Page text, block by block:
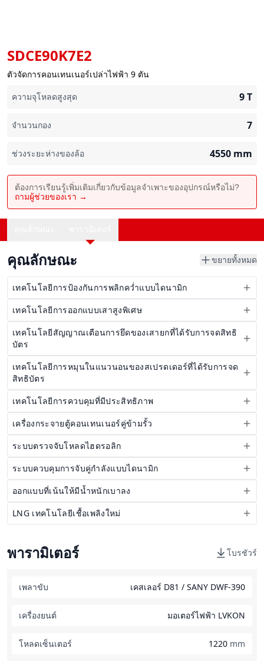
SDCE90K7E2
ตัวจัดการคอนเทนเนอร์เปล่าไฟฟ้า 9 ตัน
ความจุโหลดสูงสุด
9T
จำนวนกอง 7
ช่วงระยะห่างของล้อ 4550 mm
ต้องการเรียนรู้เพิ่มเติมเกี่ยวกับข้อมูลจำเพาะของอุปกรณ์หรือไม่?
ถามผู้ช่วยของเรา →
คุณลักษณะ ขยายทั้งหมด
เทคโนโลยีการป้องกันการพลิกคว่ำแบบไดนามิก
เทคโนโลยีการออกแบบเสาสูงพิเศษ
เทคโนโลยีสัญญาณเตือนการยึดของเสายกที่ได้รับการจดสิทธิ
บัตร
เทคโนโลยีการหมุนในแนวนอนของสเปรดเดอร์ที่ได้รับการจด
สิทธิบัตร
เทคโนโลยีการควบคุมที่มีประสิทธิภาพ
เครื่องกระจายตู้คอนเทนเนอร์คู่ข้ามรั้ว
ระบบตรวจจับโหลดไฮดรอลิก
ระบบควบคุมการจับคู่กำลังแบบไดนามิก
ออกแบบที่เน้นให้มีน้ำหนักเบาลง
LNG เทคโนโลยีเชื้อเพลิงใหม่
พารามิเตอร์ โบรชัวร์
เพลาขับ เคสเลอร์ D81 / SANY DWF-390
เครื่องยนต์ มอเตอร์ไฟฟ้า LVKON
โหลดเซ็นเตอร์ 1220 mm